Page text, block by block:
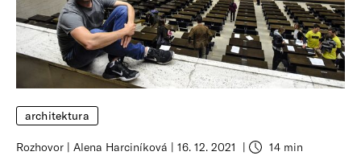
Vše o ČT
architektura
Rozhovor Alena Harciníková 16. 12. 2021 14 min